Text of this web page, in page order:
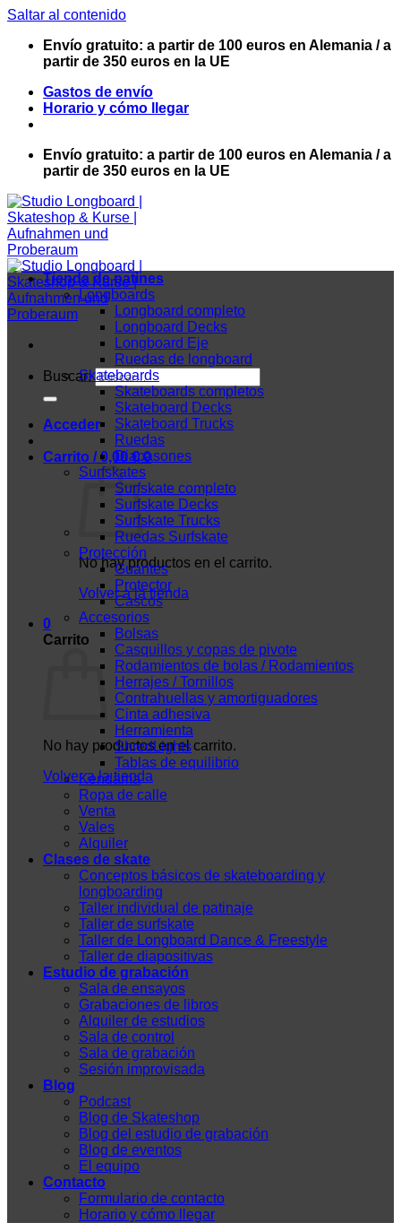
Saltar al contenido
Envío gratuito: a partir de 100 euros en Alemania / a
partir de 350 euros en la UE
Gastos de envío
Horario y cómo llegar
Envío gratuito: a partir de 100 euros en Alemania / a
partir de 350 euros en la UE
Buscar:
Acceder
Carrito /0,00€ 0
No hay productos en el carrito.
Volver a la tienda
0
Carrito
No hay productos en el carrito.
Volver a la tienda
Tienda de patines
Longboards
Longboard completo
Longboard Decks
Longboard Eje
Ruedas de longboard
Skateboards
Skateboards completos
Skateboard Decks
Skateboard Trucks
Ruedas
Diapasones
Surfskates
Surfskate completo
Surfskate Decks
Surfskate Trucks
Ruedas Surfskate
Protección
Guantes
Protector
Cascos
Accesorios
Bolsas
Casquillos y copas de pivote
Rodamientos de bolas / Rodamientos
Herrajes / Tornillos
Contrahuellas y amortiguadores
Cinta adhesiva
Herramienta
ShredLights
Tablas de equilibrio
Kendama
Ropa de calle
Venta
Vales
Alquiler
Clases de skate
Conceptos básicos de skateboarding y
longboarding
Taller individual de patinaje
Taller de surfskate
Taller de Longboard Dance & Freestyle
Taller de diapositivas
Estudio de grabación
Sala de ensayos
Grabaciones de libros
Alquiler de estudios
Sala de control
Sala de grabación
Sesión improvisada
Blog
Podcast
Blog de Skateshop
Blog del estudio de grabación
Blog de eventos
El equipo
Contacto
Formulario de contacto
Horario y cómo llegar